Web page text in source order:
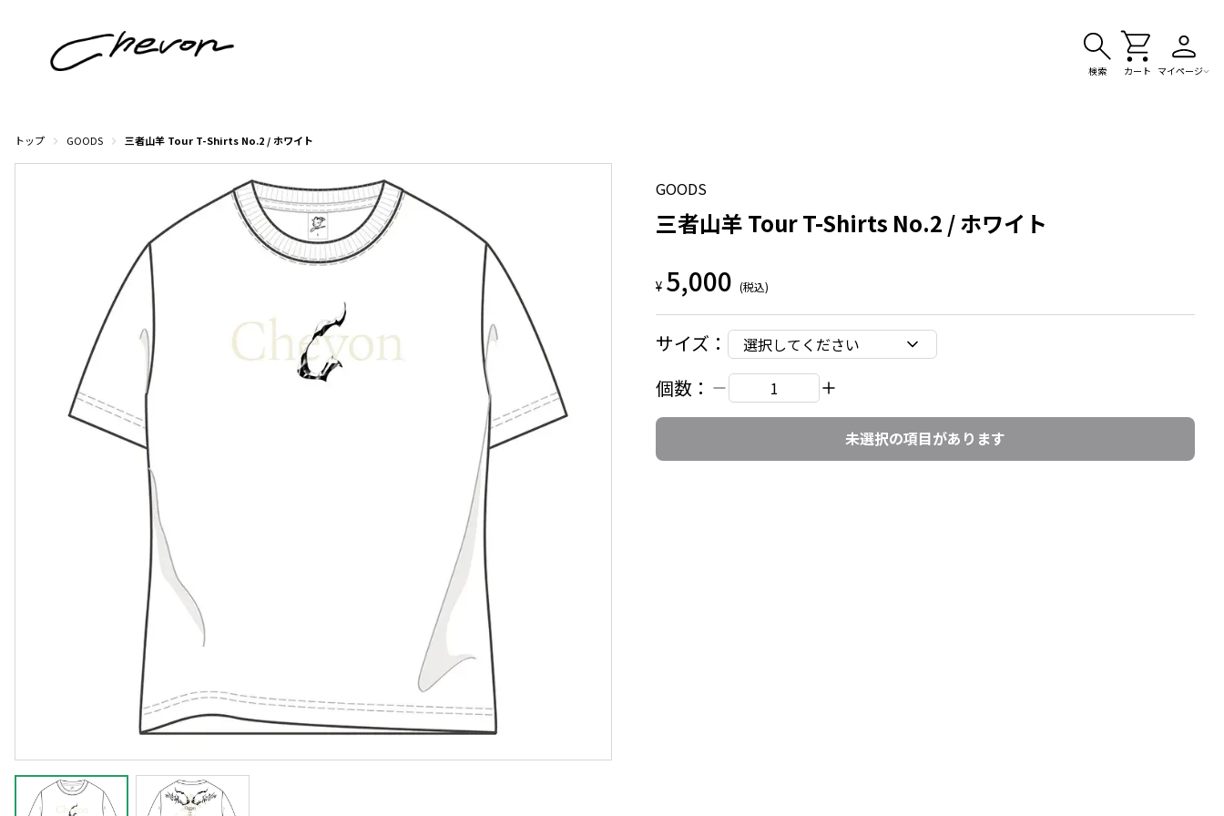
検索 カート マイページ
トップ GOODS 三者山羊 Tour T-Shirts No.2 / ホワイト
GOODS
三者山羊 Tour T-Shirts No.2 / ホワイト
¥ 5,000 (税込)
サイズ ： 選択してください
個数：
未選択の項目があります